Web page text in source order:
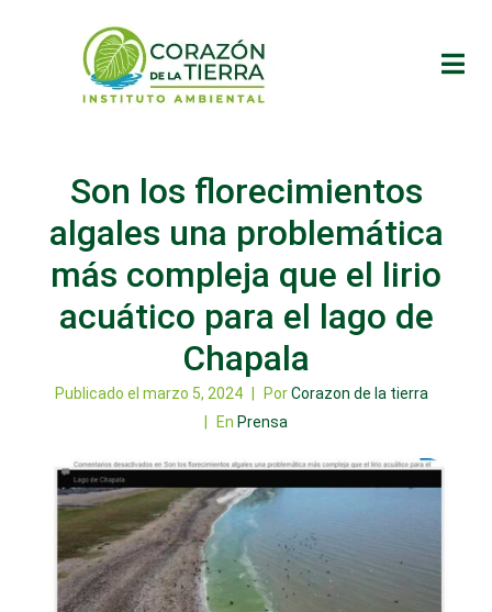
Son los florecimientos
algales una problemática
más compleja que el lirio
acuático para el lago de
Chapala
Publicado el marzo 5, 2024 PorCorazon de la tierra
En Prensa